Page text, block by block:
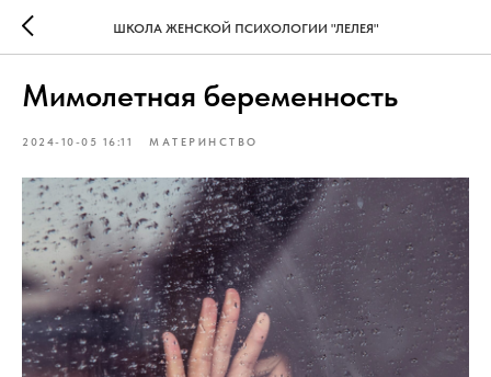
ШКОЛА ЖЕНСКОЙ ПСИХОЛОГИИ "ЛЕЛЕЯ"
Мимолетная беременность
2024-10-05 16:11 МАТЕРИНСТВО